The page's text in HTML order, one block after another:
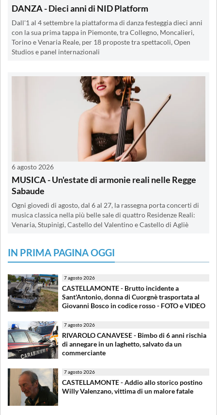
DANZA - Dieci anni di NID Platform
Dall'1 al 4 settembre la piattaforma di danza festeggia dieci anni
con la sua prima tappa in Piemonte, tra Collegno, Moncalieri,
Torino e Venaria Reale, per 18 proposte tra spettacoli, Open
Studios e panel internazionali
6 agosto 2026
MUSICA - Un'estate di armonie reali nelle Regge
Sabaude
Ogni giovedì di agosto, dal 6 al 27, la rassegna porta concerti di
musica classica nella più belle sale di quattro Residenze Reali:
Venaria, Stupinigi, Castello del Valentino e Castello di Agliè
IN PRIMA PAGINA OGGI
7 agosto 2026
CASTELLAMONTE - Brutto incidente a
Sant'Antonio, donna di Cuorgnè trasportata al
Giovanni Bosco in codice rosso - FOTO e VIDEO
7 agosto 2026
RIVAROLO CANAVESE - Bimbo di 6 anni rischia
di annegare in un laghetto, salvato da un
commerciante
7 agosto 2026
CASTELLAMONTE - Addio allo storico postino
Willy Valenzano, vittima di un malore fatale